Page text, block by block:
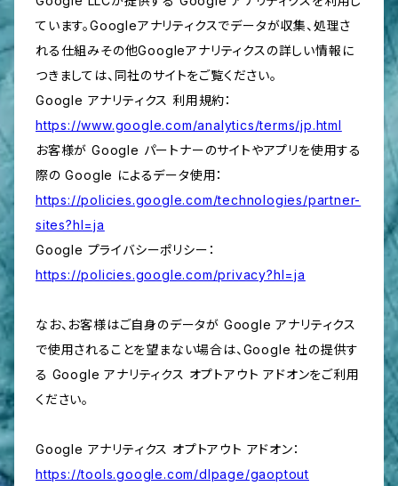
ています。Googleアナリティクスでデータが収集、処理さ
れる仕組みその他Googleアナリティクスの詳しい情報に
つきましては、同社のサイトをご覧ください。
Google アナリティクス 利用規約：
https://www.google.com/analytics/terms/jp.html
お客様が Google パートナーのサイトやアプリを使用する
際の Google によるデータ使用：
https://policies.google.com/technologies/partner-
sites?hl=ja
Google プライバシーポリシー：
https://policies.google.com/privacy?hl=ja
なお、お客様はご自身のデータが Google アナリティクス
で使用されることを望まない場合は、Google 社の提供す
る Google アナリティクス オプトアウト アドオンをご利用
ください。
Google アナリティクス オプトアウト アドオン：
https://tools.google.com/dlpage/gaoptout